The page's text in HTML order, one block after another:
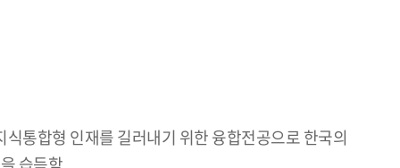
통합형 인재를 길러내기 위한 융합전공으로 한국의